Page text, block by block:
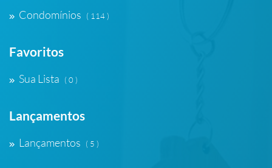
Condomínios ( 114 )
Favoritos
Sua Lista ( 0 )
Lançamentos
Lançamentos ( 5 )